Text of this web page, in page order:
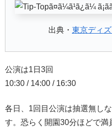
出典・ 東京ディ
公演は1日3回
10:30 / 14:00 / 16:30
各日、1回目公演は抽選無し
す。恐らく開園30分ほどで満